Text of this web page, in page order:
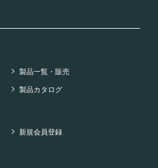
製品一覧・販売
製品カタログ
新規会員登録